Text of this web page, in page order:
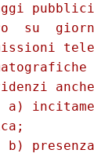
su
a)
b)